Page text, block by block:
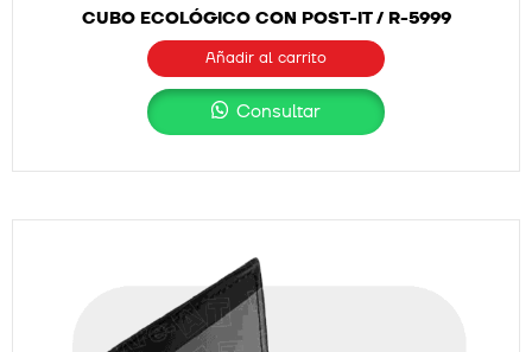
CUBO ECOLÓGICO CON POST-IT / R-5999
Añadir al carrito
Consultar